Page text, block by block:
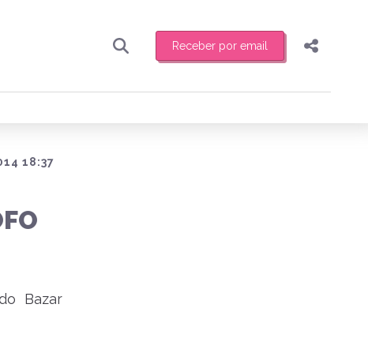
Receber por email
toda sexta-feira de manhã o resumo
Compartilhar
18:37
Bazar